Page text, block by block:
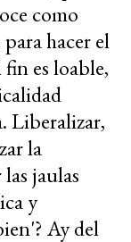
como
hacer el
es loable,
Liberalizar,
la
jaulas
y
Ay del